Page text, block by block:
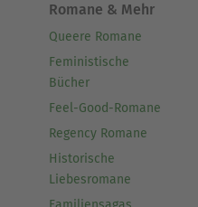
Romane & Mehr
Queere Romane
Feministische
Bücher
Feel-Good-Romane
Regency Romane
Historische
Liebesromane